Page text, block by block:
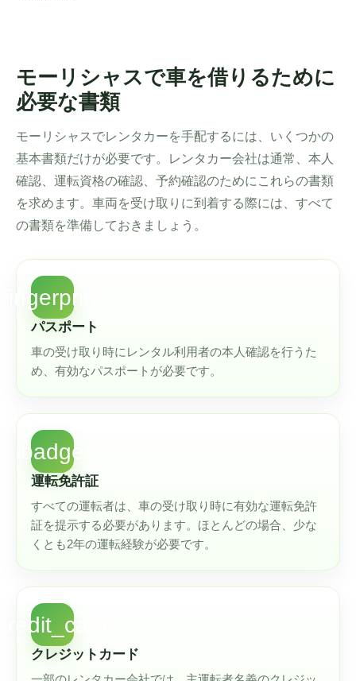
モーリシャスで車を借りるために
必要な書類
モーリシャスでレンタカーを手配するには、いくつかの
基本書類だけが必要です。レンタカー会社は通常、本人
確認、運転資格の確認、予約確認のためにこれらの書類
を求めます。車両を受け取りに到着する際には、すべて
の書類を準備しておきましょう。
fingerprint
パスポート
車の受け取り時にレンタル利用者の本人確認を行うた
め、有効なパスポートが必要です。
badge
運転免許証
すべての運転者は、車の受け取り時に有効な運転免許
証を提示する必要があります。ほとんどの場合、少な
くとも2年の運転経験が必要です。
クレジットカード